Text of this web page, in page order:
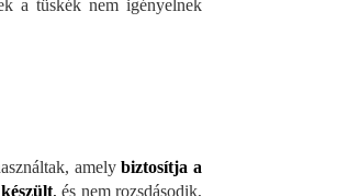
a tüskék nem igényelnek
amelybiztosítja a
, és nem rozsdásodik,